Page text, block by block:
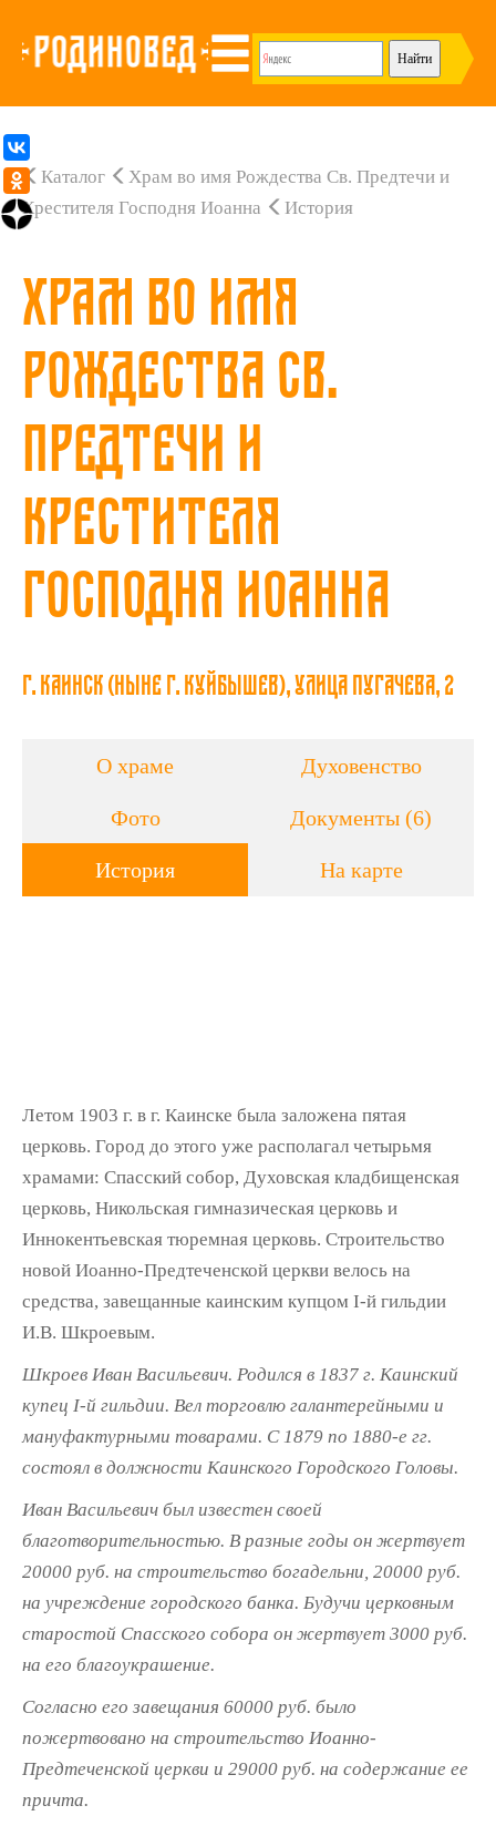
Каталог
Храм во имя Рождества Св. Предтечи и
Крестителя Господня Иоанна
История
Храм во имя
Рождества Св.
Предтечи и
Крестителя
Господня Иоанна
г. Каинск (ныне г. Куйбышев), улица Пугачева, 2
О храме
Фото
История
Духовенство
Документы (6)
На карте
Летом 1903 г. в г. Каинске была заложена пятая
церковь. Город до этого уже располагал четырьмя
храмами: Спасский собор, Духовская кладбищенская
церковь, Никольская гимназическая церковь и
Иннокентьевская тюремная церковь. Строительство
новой Иоанно-Предтеченской церкви велось на
средства, завещанные каинским купцом I-й гильдии
И.В. Шкроевым.
Шкроев Иван Васильевич. Родился в 1837 г. Каинский
купец I-й гильдии. Вел торговлю галантерейными и
мануфактурными товарами. С 1879 по 1880-е гг.
состоял в должности Каинского Городского Головы.
Иван Васильевич был известен своей
благотворительностью. В разные годы он жертвует
20000 руб. на строительство богадельни, 20000 руб.
на учреждение городского банка. Будучи церковным
старостой Спасского собора он жертвует 3000 руб.
на его благоукрашение.
Согласно его завещания 60000 руб. было
пожертвовано на строительство Иоанно-
Предтеченской церкви и 29000 руб. на содержание ее
причта.